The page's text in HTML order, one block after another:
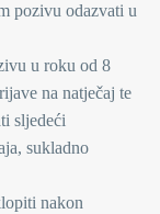
pozivu odazvati u
u roku od 8
na natječaj te
sljedeći
sukladno
nakon